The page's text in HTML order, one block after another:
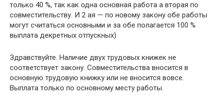
только 40 %, так как одна основная работа а вторая по
совместительству. И 2 ая — по новому закону обе работы
могут считаться основными и за обе полагается 100 %
выплата декретных отпускных)
Здравствуйте. Наличие двух трудовых книжек не
соответствует закону. Совместительства вносится в
основную трудовую книжку или не вносится вовсе.
Выплата только по основному месту работы.